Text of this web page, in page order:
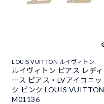
LOUIS VUITTON ルイヴィトン
ルイヴィトン ピアス レディ
ース ピアス・LVアイコニッ
ク ピンク LOUIS VUITTON
M01136